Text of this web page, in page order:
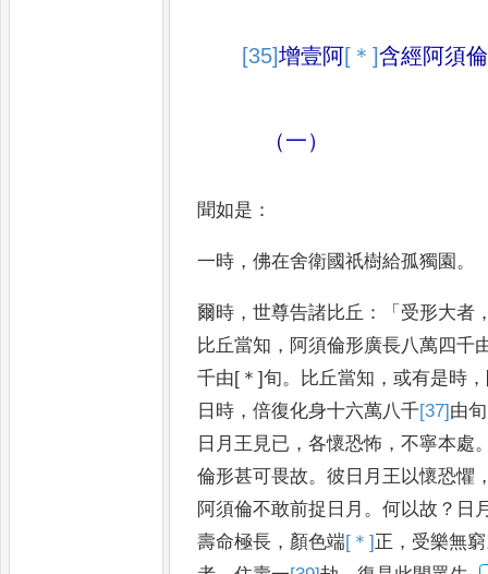
[35]增壹阿[＊]含經阿須
（一）
聞如是 ：
一時 ，佛在舍衛國祇樹給孤獨園 。
爾時 ，世尊告諸比丘 ：「 受形大者
比丘當知 ， 阿須倫形廣長八萬四千
千由[＊]旬。 比丘當知 ，或有是時 ，
日時 ，倍復化身十六萬八千[37] 由旬
日月王見已 ，各懷恐怖 ，不寧本處
倫形甚可畏故。彼日月王以懷恐懼
阿須倫不敢前捉日月 。何以故 ？ 日
壽命極長 ， 顏色端[＊] 正 ， 受樂無窮